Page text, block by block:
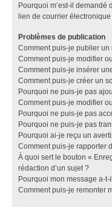
Pourquoi m’est-il demandé
lien de courrier électronique
Problèmes de publication
Comment puis-je publier
Comment puis-je modifier
Comment puis-je insérer
Comment puis-je créer un
Pourquoi ne puis-je pas
Comment puis-je modifier
Pourquoi ne puis-je pas
Pourquoi ne puis-je pas
Pourquoi ai-je reçu un
Comment puis-je rapporter
À quoi sert le bouton «
rédaction d’un sujet ?
Pourquoi mon message a-
Comment puis-je remonter